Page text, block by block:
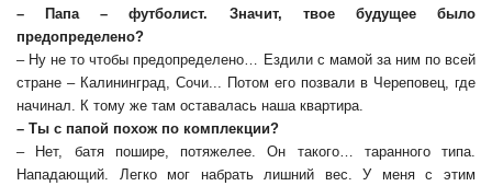
– Папа – футболист. Значит, твое будущее было
предопределено?
– Ну не то чтобы предопределено… Ездили с мамой за ним по всей
стране – Калининград, Сочи... Потом его позвали в Череповец, где
начинал. К тому же там оставалась наша квартира.
– Ты с папой похож по комплекции?
– Нет, батя пошире, потяжелее. Он такого… таранного типа.
Нападающий. Легко мог набрать лишний вес. У меня с этим